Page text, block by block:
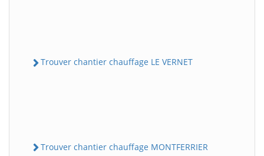
Trouver chantier chauffage LE VERNET
Trouver chantier chauffage MONTFERRIER